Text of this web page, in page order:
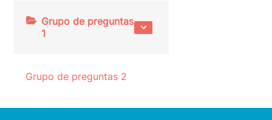
Grupo de preguntas
1
Grupo de preguntas 2